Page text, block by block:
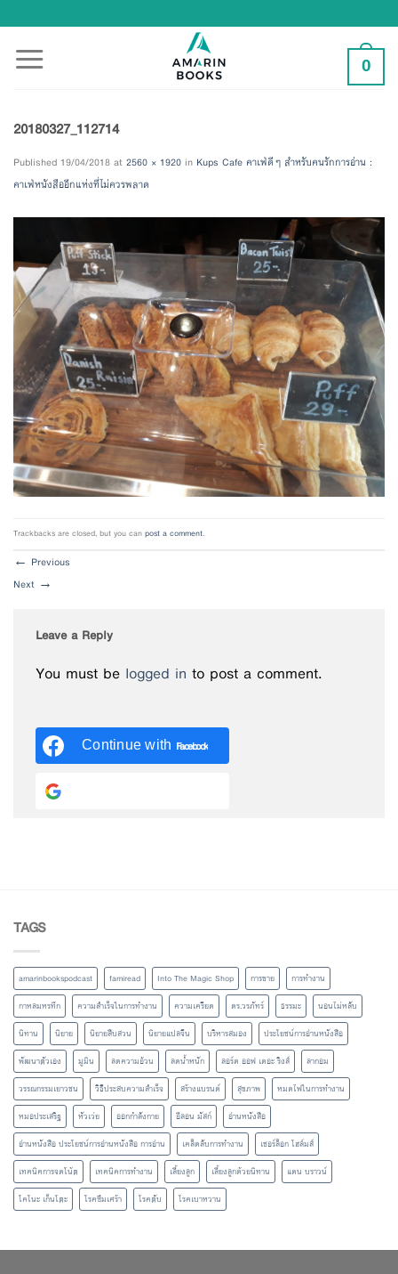
to
content
0
20180327_112714
Published 19/04/2018 at 2560 × 1920 in Kups Cafe คาเฟ่ดีๆ สำหรับคนรักการอ่าน :
คาเฟ่หนังสืออีกแห่งที่ไม่ควรพลาด
Trackbacks are closed, but you canpost a comment.
← Previous
Next →
Leave a Reply
You must be logged in to post a comment.
Continue with Facebook
TAGS
amarinbookspodcast famiread Into The Magic Shop การขาย
การทำงาน
กาหลมหรทึก
ความสำเร็จในการทำงาน ความเครียด ดร.วรภัทร์ ธรรมะ
นอนไม่หลับ
นิทาน
นิยาย นิยายสืบสวน นิยายแปลจีน บริหารสมอง
ประโยชน์การอ่านหนังสือ
พัฒนาตัวเอง
มูมิน ลดความอ้วน ลดน้ำหนัก ลอร์ด ออฟ เดอะ ริงส์
ลากอม
วรรณกรรมเยาวชน
วิธีประสบความสำเร็จ สร้างแบรนด์ สุขภาพ
หมดไฟในการทำงาน
หมอประเสริฐ
หัวเว่ย ออกกำลังกาย อีลอน มัสก์
อ่านหนังสือ
อ่านหนังสือ ประโยชน์การอ่านหนังสือ การอ่าน
เคล็ดลับการทำงาน
เชอร์ล็อก โฮล์มส์
เทคนิคการจดโน้ต
เทคนิคการทำงาน เลี้ยงลูก เลี้ยงลูกด้วยนิทาน
แดน บราวน์
โคโนะ เก็นโตะ
โรคซึมเศร้า โรคตับ โรคเบาหวาน